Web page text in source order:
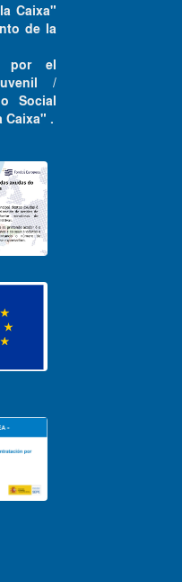
Caixa"
de la
por el
/
Social
Caixa" .